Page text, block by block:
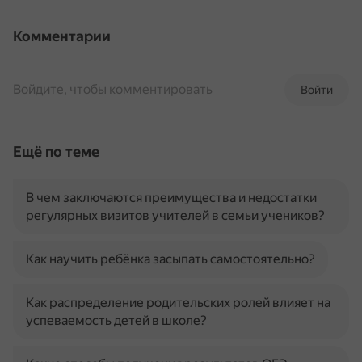
Комментарии
Войти
Войдите, чтобы комментировать
Ещё по теме
В чем заключаются преимущества и недостатки
регулярных визитов учителей в семьи учеников?
Как научить ребёнка засыпать самостоятельно?
Как распределение родительских ролей влияет на
успеваемость детей в школе?